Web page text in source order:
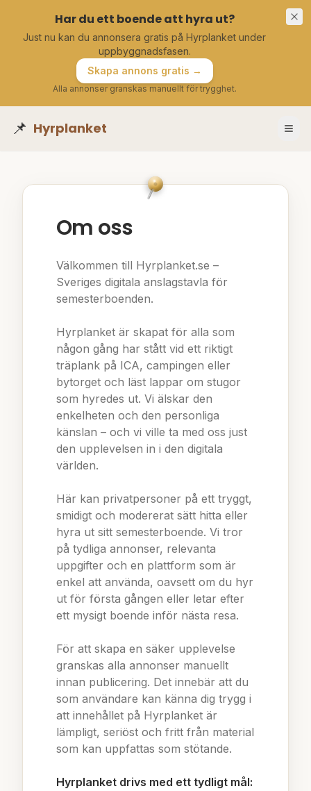
Har du ett boende att hyra ut?
Just nu kan du annonsera gratis på Hyrplanket under
uppbyggnadsfasen.
Skapa annons gratis →
Alla annonser granskas manuellt för trygghet.
📌 Hyrplanket
Om oss
Välkommen till Hyrplanket.se –
Sveriges digitala anslagstavla för
semesterboenden.
Hyrplanket är skapat för alla som
någon gång har stått vid ett riktigt
träplank på ICA, campingen eller
bytorget och läst lappar om stugor
som hyredes ut. Vi älskar den
enkelheten och den personliga
känslan – och vi ville ta med oss just
den upplevelsen in i den digitala
världen.
Här kan privatpersoner på ett tryggt,
smidigt och modererat sätt hitta eller
hyra ut sitt semesterboende. Vi tror
på tydliga annonser, relevanta
uppgifter och en plattform som är
enkel att använda, oavsett om du hyr
ut för första gången eller letar efter
ett mysigt boende inför nästa resa.
För att skapa en säker upplevelse
granskas alla annonser manuellt
innan publicering. Det innebär att du
som användare kan känna dig trygg i
att innehållet på Hyrplanket är
lämpligt, seriöst och fritt från material
som kan uppfattas som stötande.
Hyrplanket drivs med ett tydligt mål: